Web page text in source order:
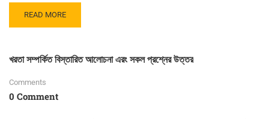
READ
MORE
বৃষ্টি,
কারণ,
প্রভাব
READ MORE
খরতা সম্পর্কিত বিস্তারিত আলোচনা এরং সকল প্রশ্নের উত্তর
Comments
0 Comment